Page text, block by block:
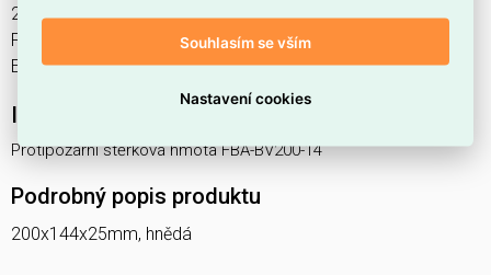
200x144x25mm hnědá nabízíme od 1 ks. Kód EMAS
Protipožární stěrková hmota FBA-BV200-14 je
ELOSOS1030950.
Protipožární stěrková hmota FBA-BV200-14
Podrobný popis produktu
200x144x25mm, hnědá
Souhlasím se vším
Nastavení cookies